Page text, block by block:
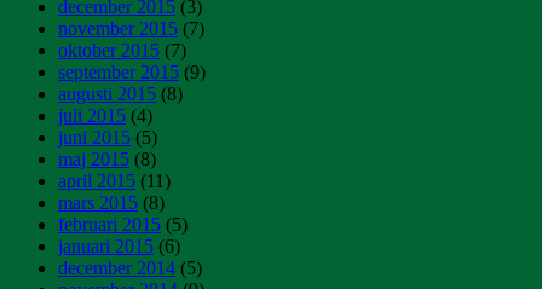
december 2015 (3)
november 2015 (7)
oktober 2015 (7)
september 2015 (9)
augusti 2015 (8)
juli 2015 (4)
juni 2015 (5)
maj 2015 (8)
april 2015 (11)
mars 2015 (8)
februari 2015 (5)
januari 2015 (6)
december 2014 (5)